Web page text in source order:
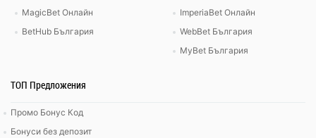
MagicBet Онлайн
BetHub България
ImperiaBet Онлайн
WebBet България
MyBet България
ТОП Предложения
Промо Бонус Код
Бонуси без депозит